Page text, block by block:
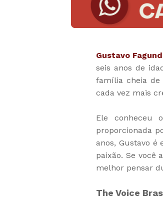
Gustavo
seis anos de
família cheia de
cada vez mais
Ele conheceu
proporcionada
anos, Gustavo
paixão. Se você
melhor pensar
The Voice